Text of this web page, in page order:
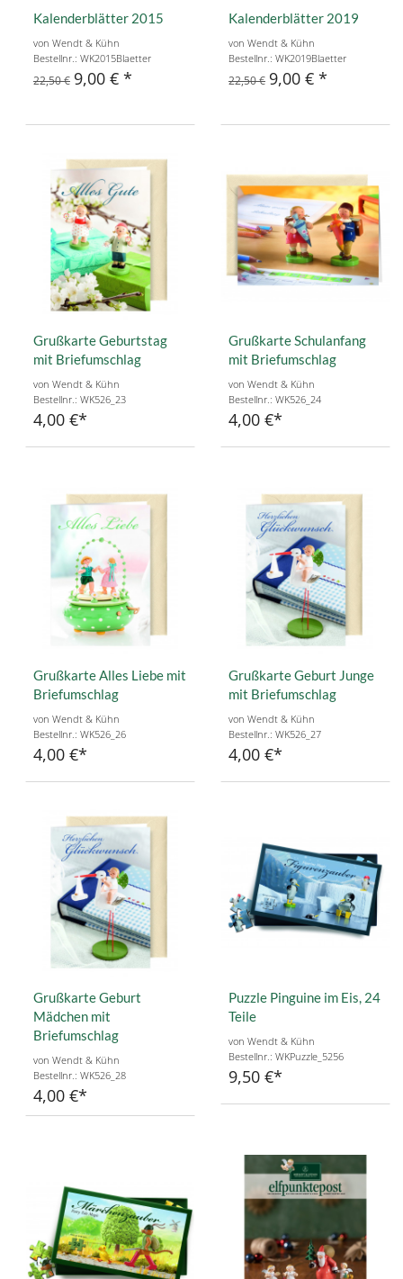
Kalenderblätter 2015
von Wendt & Kühn
Bestellnr.: WK2015Blaetter
22,50 € 9,00 €
Kalenderblätter 2019
von Wendt & Kühn
Bestellnr.: WK2019Blaetter
22,50 € 9,00 €
Grußkarte Geburtstag
mit Briefumschlag
von Wendt & Kühn
Bestellnr.: WK526_23
4,00 €
Grußkarte Schulanfang
mit Briefumschlag
von Wendt & Kühn
Bestellnr.: WK526_24
4,00 €
Grußkarte Alles Liebe mit
Briefumschlag
von Wendt & Kühn
Bestellnr.: WK526_26
4,00 €
Grußkarte Geburt Junge
mit Briefumschlag
von Wendt & Kühn
Bestellnr.: WK526_27
4,00 €
Grußkarte Geburt
Mädchen mit
Briefumschlag
von Wendt & Kühn
Bestellnr.: WK526_28
4,00 €
Puzzle Pinguine im Eis, 24
Teile
von Wendt & Kühn
Bestellnr.: WKPuzzle_5256
9,50 €